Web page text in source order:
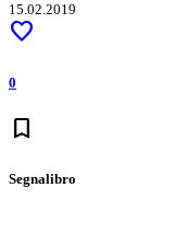
15.02.2019
favorite
0
bookmark
Segnalibro